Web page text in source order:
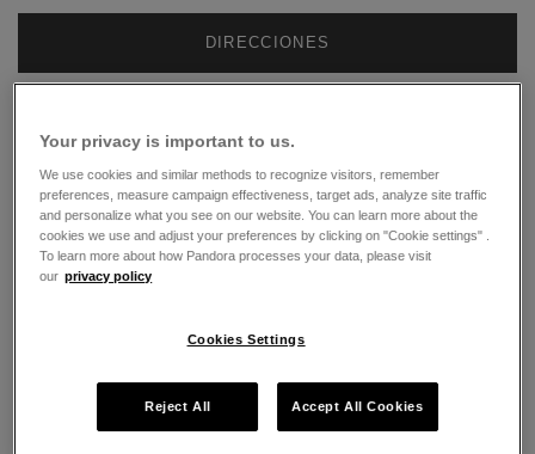
DIRECCIONES
Lunes
Martes
11:00
Miércoles
11:00-21:00
Jueves
11:00-21:00
Viernes
11:00-21:00
Acerca de Joyería Pandora
Joyería contemporánea acabada a mano
La más alta calidad de oro 14K, plata esterlina y metales
Pandora Rose
Your privacy is important to us.
We use cookies and similar methods to recognize visitors, remember
preferences, measure campaign effectiveness, target ads, analyze site traffic
and personalize what you see on our website. You can learn more about the
cookies we use and adjust your preferences by clicking on "Cookie settings" .
To learn more about how Pandora processes your data, please visit
our privacy policy
Cookies Settings
Reject All Accept All Cookies